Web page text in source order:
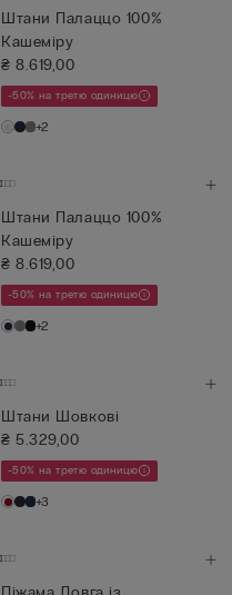
Штани Палаццо 100%
Кашеміру
₴ 8.619,00
-50% на третю одиницю
+2
Штани Палаццо 100%
Кашеміру
₴ 8.619,00
-50% на третю одиницю
+2
Штани Шовкові
₴ 5.329,00
-50% на третю одиницю
+3